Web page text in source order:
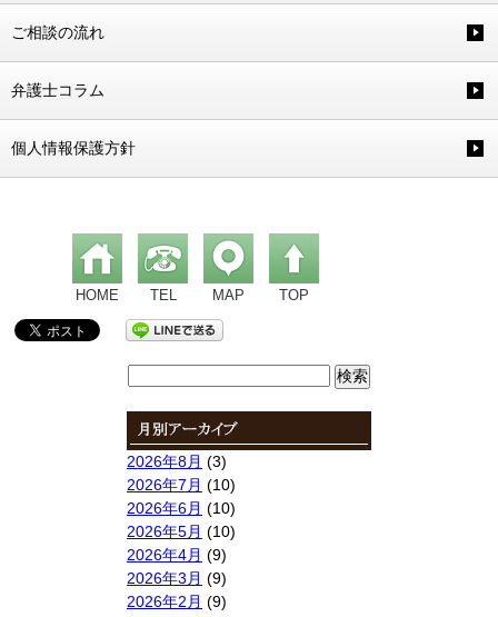
ご相談の流れ
弁護士コラム
個人情報保護方針
HOME TEL MAP TOP
2026年8月 (3)
2026年7月 (10)
2026年6月 (10)
2026年5月 (10)
2026年4月 (9)
2026年3月 (9)
2026年2月 (9)